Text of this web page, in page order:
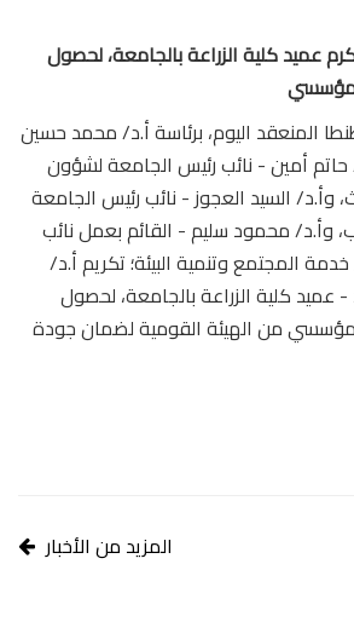
عميد كلية الزراعة بالجامعة، لحصول
المنعقد اليوم، برئاسة أ.د/ محمد حسين
أمين - نائب رئيس الجامعة لشؤون
وأ.د/ السيد العجوز - نائب رئيس الجامعة
وأ.د/ محمود سليم - القائم بعمل نائب
المجتمع وتنمية البيئة؛ تكريم أ.د/
كلية الزراعة بالجامعة، لحصول
من الهيئة القومية لضمان جودة
المزيد من الأخبار